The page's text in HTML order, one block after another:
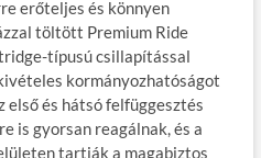
erőteljes és könnyen
töltött Premium Ride
típusú csillapítással
kormányozhatóságot
és hátsó felfüggesztés
is gyorsan reagálnak, és a
tartják a magabiztos